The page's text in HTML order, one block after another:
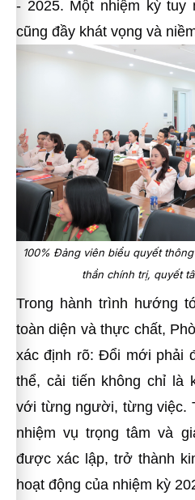
- 2025. Một nhiệm kỳ tuy
cũng đầy khát vọng và
100% Đảng viên biểu quyết
thần chính trị, quyết
Trong hành trình hướng
toàn diện và thực chất,
xác định rõ: Đổi mới phải
thể, cải tiến không chỉ là
với từng người, từng việc.
nhiệm vụ trọng tâm và
được xác lập, trở thành
hoạt động của nhiệm kỳ